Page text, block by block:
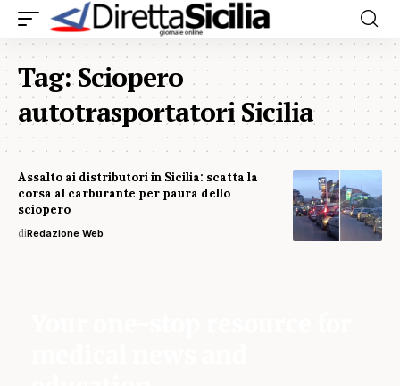
Tag:Sciopero
autotrasportatori Sicilia
Assalto ai distributori in Sicilia: scatta la
corsa al carburante per paura dello
sciopero
diRedazione Web